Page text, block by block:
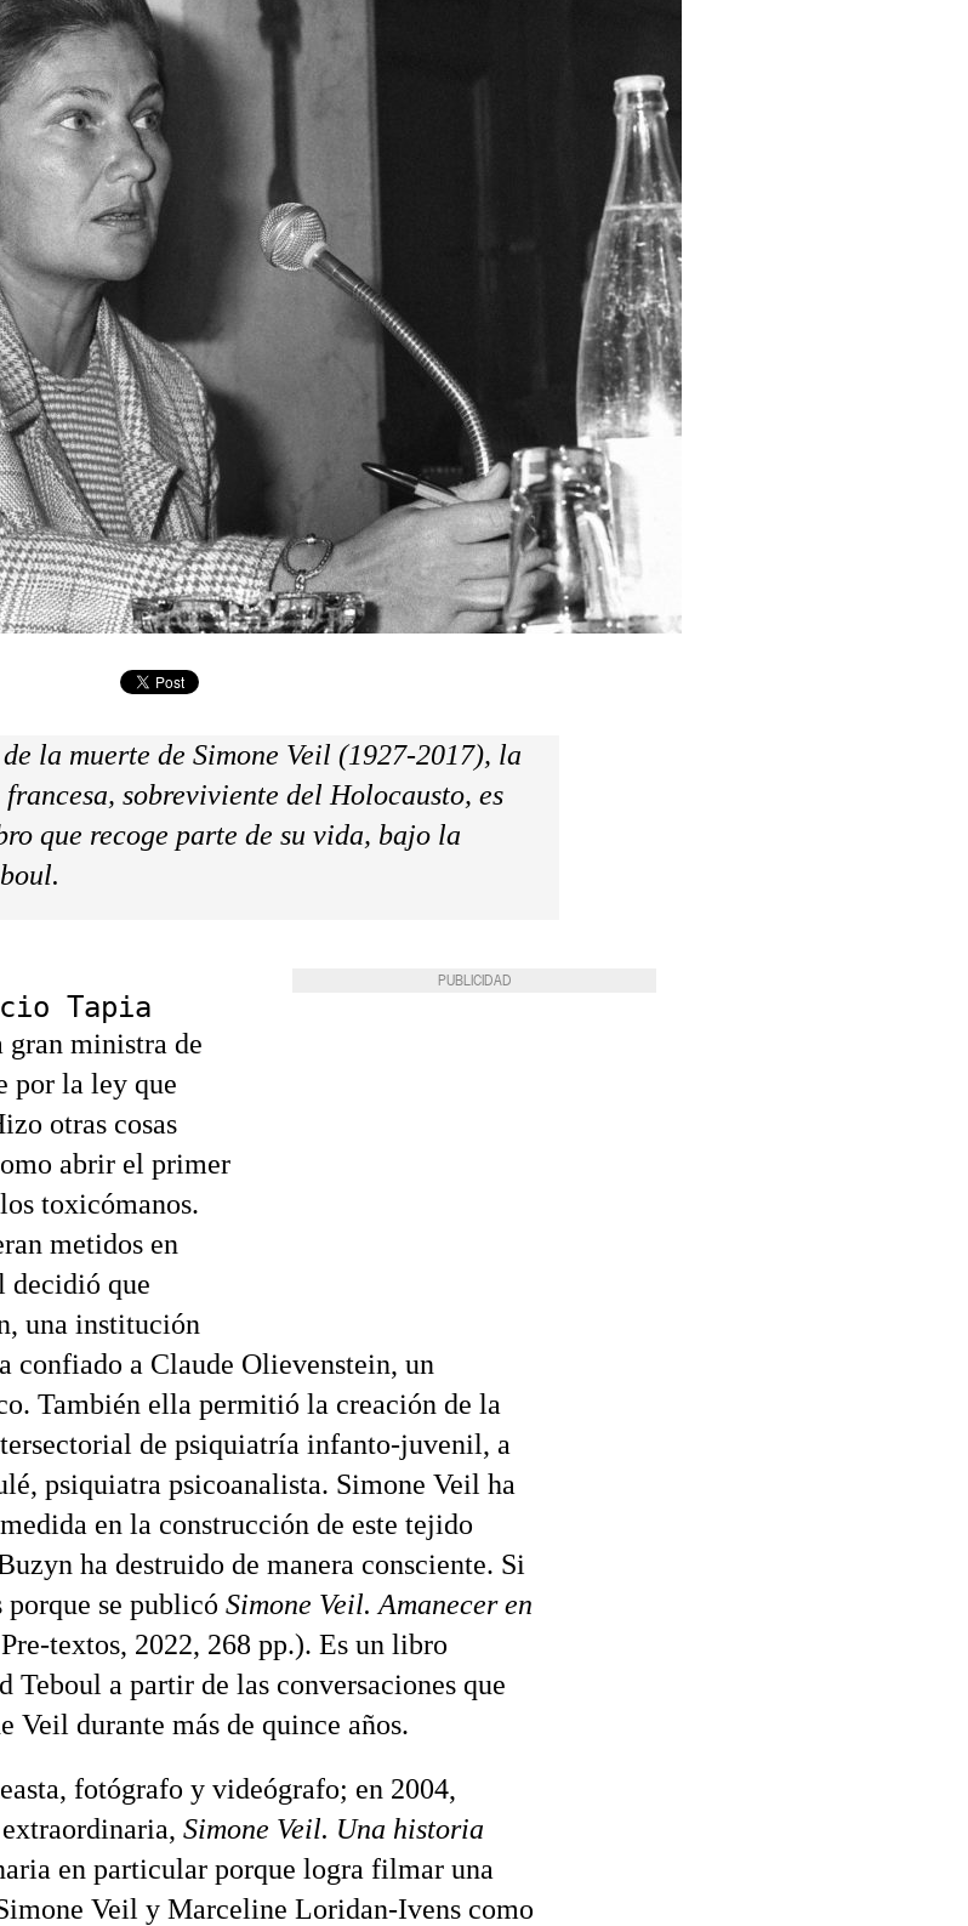
la muerte de Simone Veil (1927-2017), la
sobreviviente del Holocausto, es
que recoge parte de su vida, bajo la
PUBLICIDAD
Tapia
gran ministra de
por la ley que
otras cosas
abrir el primer
toxicómanos.
metidos en
decidió que
una institución
confiado a Claude Olievenstein, un
También ella permitió la creación de la
de psiquiatría infanto-juvenil, a
psiquiatra psicoanalista. Simone Veil ha
en la construcción de este tejido
ha destruido de manera consciente. Si
porque se publicó Simone Veil. Amanecer en
textos, 2022, 268 pp.). Es un libro
Teboul a partir de las conversaciones que
Veil durante más de quince años.
fotógrafo y videógrafo; en 2004,
Simone Veil. Una historia
en particular porque logra filmar una
Veil y Marceline Loridan-Ivens como